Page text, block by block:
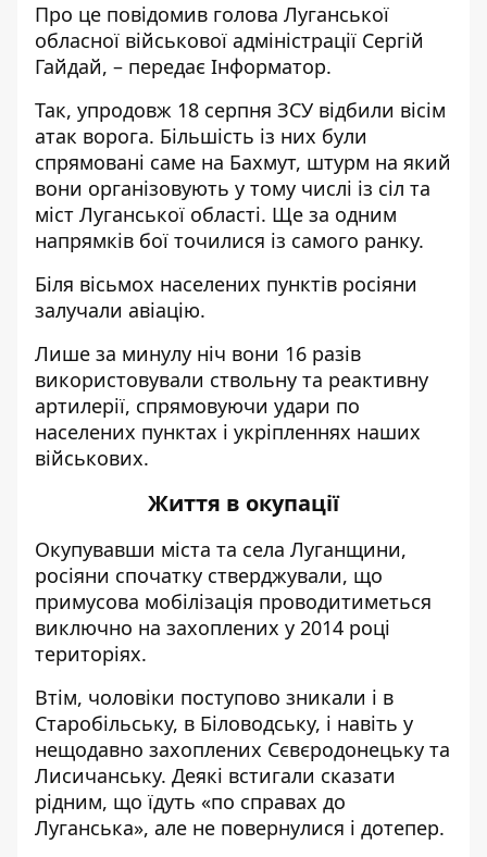
Про це повідомив голова Луганської
обласної військової адміністрації Сергій
Гайдай, – передає Інформатор.
Так, упродовж 18 серпня ЗСУ відбили вісім
атак ворога. Більшість із них були
спрямовані саме на Бахмут, штурм на який
вони організовують у тому числі із сіл та
міст Луганської області. Ще за одним
напрямків бої точилися із самого ранку.
Біля вісьмох населених пунктів росіяни
залучали авіацію.
Лише за минулу ніч вони 16 разів
використовували ствольну та реактивну
артилерії, спрямовуючи удари по
населених пунктах і укріпленнях наших
військових.
Життя в окупації
Окупувавши міста та села Луганщини,
росіяни спочатку стверджували, що
примусова мобілізація проводитиметься
виключно на захоплених у 2014 році
територіях.
Втім, чоловіки поступово зникали і в
Старобільську, в Біловодську, і навіть у
нещодавно захоплених Сєвєродонецьку та
Лисичанську. Деякі встигали сказати
рідним, що їдуть «по справах до
Луганська», але не повернулися і дотепер.